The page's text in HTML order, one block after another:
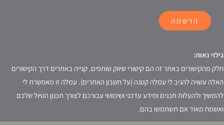
הרשמה
גילוי נאות:
חלק מהקישורים באתר זה הם קישורי שיווק שותפים. קנייה באתרים דרך הקישורים
האלה עשויה להניב לי עמלה קטנה (על חשבון האתרים). עמלה זו מאפשרת לי
להמשיך ולהעלות תכנים ומידע עדכני ושימושי עבורכם לצורך תכנון הטיול שלכם
ואשמח מאוד אם תשתמשו בהם.